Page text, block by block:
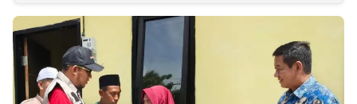
INDONESIA
Partner